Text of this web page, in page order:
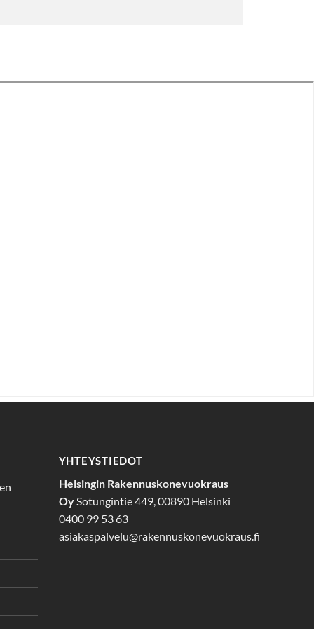
YHTEYSTIEDOT
Helsingin Rakennuskonevuokraus
OySotungintie 449, 00890 Helsinki
0400 99 53 63
asiakaspalvelu@rakennuskonevuokraus.fi